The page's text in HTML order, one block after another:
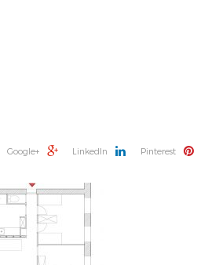
Google+ LinkedIn Pinterest